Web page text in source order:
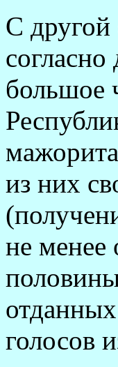
С другой
большое
из них
(
не менее
голосов